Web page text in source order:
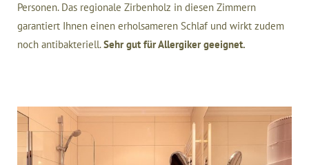
Personen. Das regionale Zirbenholz in diesen Zimmern
garantiert Ihnen einen erholsameren Schlaf und wirkt zudem
noch antibakteriell.Sehr gut für Allergiker geeignet.